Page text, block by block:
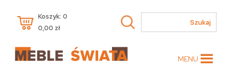
Koszyk: 0
0,00 zł
MENU